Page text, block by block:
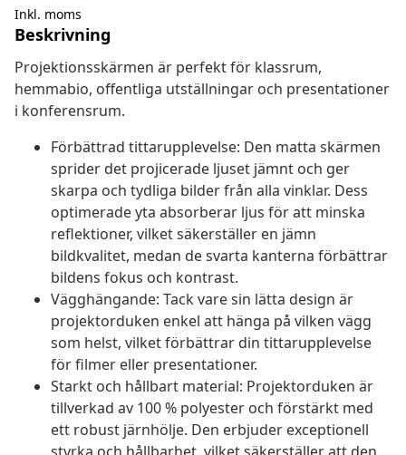
Inkl. moms
Beskrivning
Projektionsskärmen är perfekt för klassrum,
hemmabio, offentliga utställningar och presentationer
i konferensrum.
Förbättrad tittarupplevelse: Den matta skärmen
sprider det projicerade ljuset jämnt och ger
skarpa och tydliga bilder från alla vinklar. Dess
optimerade yta absorberar ljus för att minska
reflektioner, vilket säkerställer en jämn
bildkvalitet, medan de svarta kanterna förbättrar
bildens fokus och kontrast.
Vägghängande: Tack vare sin lätta design är
projektorduken enkel att hänga på vilken vägg
som helst, vilket förbättrar din tittarupplevelse
för filmer eller presentationer.
Starkt och hållbart material: Projektorduken är
tillverkad av 100 % polyester och förstärkt med
ett robust järnhölje. Den erbjuder exceptionell